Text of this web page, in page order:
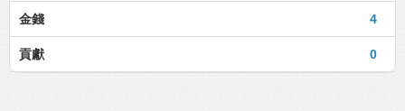
4
金錢
0
貢獻